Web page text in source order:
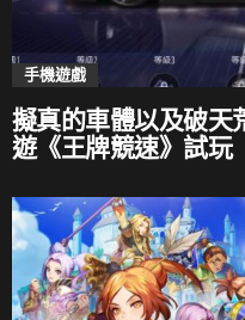
手機遊戲
擬真的車體以及破天
遊《王牌競速》試玩